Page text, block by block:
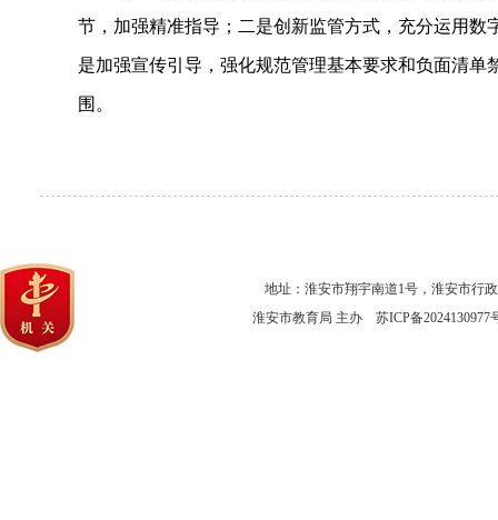
节，加强精准指导；二是创新监管方式，充分运用
是加强宣传引导，强化规范管理基本要求和负面清
围。
地址：淮安市翔宇南道1号，淮安市行
淮安市教育局 主办 苏ICP备2024130977